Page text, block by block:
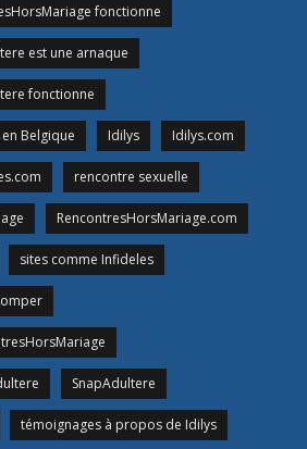
fonctionne
est une arnaque
fonctionne
Belgique Idilys Idilys.com
rencontre sexuelle
RencontresHorsMariage.com
sites comme Infideles
SnapAdultere
témoignages à propos de Idilys